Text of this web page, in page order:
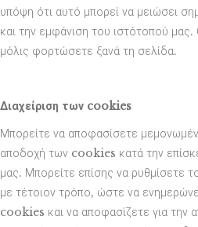
υπόψη ότι αυτό μπορεί να μειώσει
και την εμφάνιση του ιστότοπού
μόλις φορτώσετε ξανά τη σελίδα.
Διαχείριση των cookies
Μπορείτε να αποφασίσετε
αποδοχή των cookies κατά την
μας. Μπορείτε επίσης να ρυθμίσετε
με τέτοιον τρόπο, ώστε να
cookies και να αποφασίζετε για την